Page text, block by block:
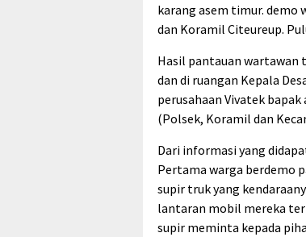
karang asem timur. demo
dan Koramil Citeureup.
Hasil pantauan wartawan
dan di ruangan Kepala
perusahaan Vivatek
(Polsek, Koramil dan
Dari informasi yang
Pertama warga berdemo
supir truk yang
lantaran mobil mereka
supir meminta kepada